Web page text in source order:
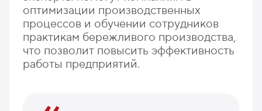
оптимизации производственных
процессов и обучении сотрудников
практикам бережливого производства,
что позволит повысить эффективность
работы предприятий.